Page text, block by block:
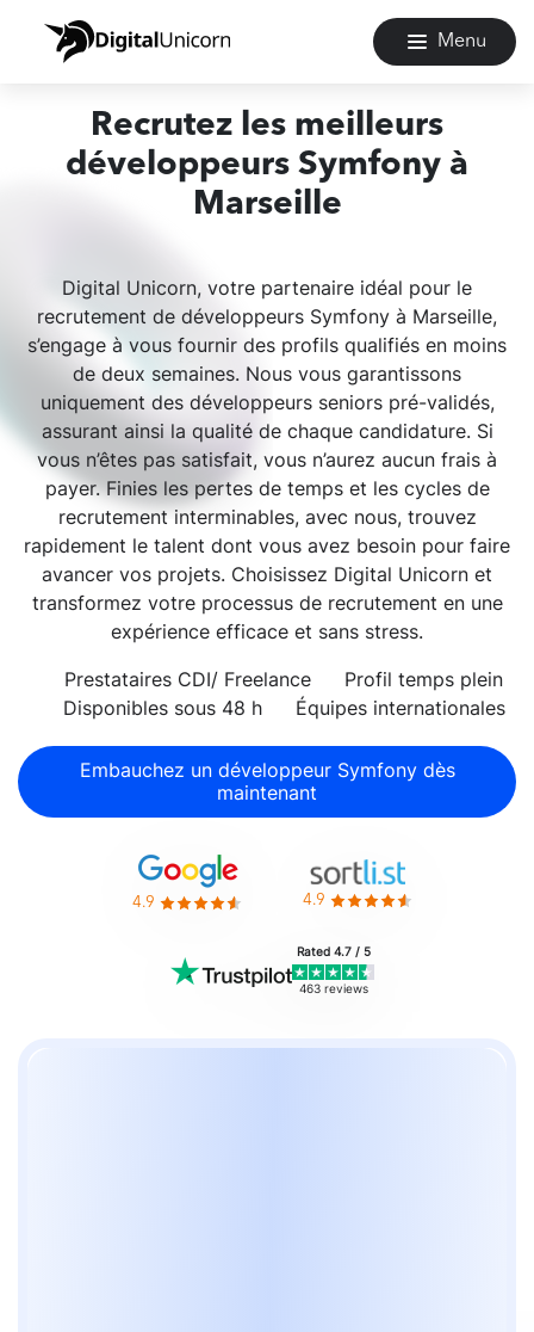
Menu
Recrutez les meilleurs
développeurs Symfony à
Marseille
Digital Unicorn, votre partenaire idéal pour le
recrutement de développeurs Symfony à Marseille,
s’engage à vous fournir des profils qualifiés en moins
de deux semaines. Nous vous garantissons
uniquement des développeurs seniors pré-validés,
assurant ainsi la qualité de chaque candidature. Si
vous n’êtes pas satisfait, vous n’aurez aucun frais à
payer. Finies les pertes de temps et les cycles de
recrutement interminables, avec nous, trouvez
rapidement le talent dont vous avez besoin pour faire
avancer vos projets. Choisissez Digital Unicorn et
transformez votre processus de recrutement en une
expérience efficace et sans stress.
Prestataires CDI/ Freelance
Profil temps plein
Disponibles sous 48 h
Équipes internationales
Embauchez un développeur Symfony dès
maintenant
4.9 4.9
Rated 4.7 / 5
463 reviews